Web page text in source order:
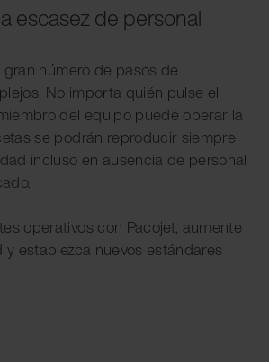
escasez de personal
número de pasos de
No importa quién pulse el
del equipo puede operar la
se podrán reproducir siempre
incluso en ausencia de personal
operativos con Pacojet, aumente
establezca nuevos estándares